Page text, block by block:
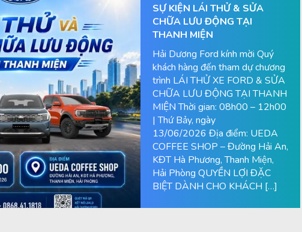
SỰ KIỆN LÁI THỬ & SỬA
CHỮA LƯU ĐỘNG TẠI
THANH MIỆN
Hải Dương Ford kính mời Quý
khách hàng đến tham dự chương
trình LÁI THỬ XE FORD & SỬA
CHỮA LƯU ĐỘNG TẠI THANH
MIỆN Thời gian: 08h00 – 12h00
| Thứ Bảy, ngày
13/06/2026 Địa điểm: UEDA
COFFEE SHOP – Đường Hải An,
KĐT Hà Phương, Thanh Miện,
Hải Phòng QUYỀN LỢI ĐẶC
BIỆT DÀNH CHO KHÁCH […]